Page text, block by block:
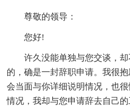
尊敬的领导：
您好!
许久没能单独与您交谈，
的，确是一封辞职申请。我很
会当面与你详细说明情况，也
情况，我却与您申请辞去自己